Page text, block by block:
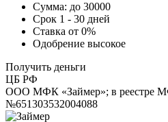
Сумма: до 30000
Срок 1 - 30 дней
Ставка от 0%
Одобрение высокое
Получить деньги
ЦБ РФ
ООО МФК «Займер»; в реестре
№651303532004088